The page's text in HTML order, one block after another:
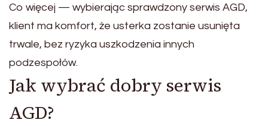
Co więcej — wybierając sprawdzony serwis AGD,
klient ma komfort, że usterka zostanie usunięta
trwale, bez ryzyka uszkodzenia innych
podzespołów.
Jak wybrać dobry serwis
AGD?